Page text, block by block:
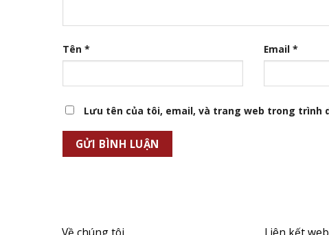
Tên * Email *
Lưu tên của tôi, email, và trang web trong trình
Về chúng tôi Liên kết